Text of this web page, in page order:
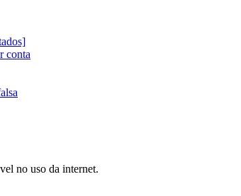
conta
no uso da internet.